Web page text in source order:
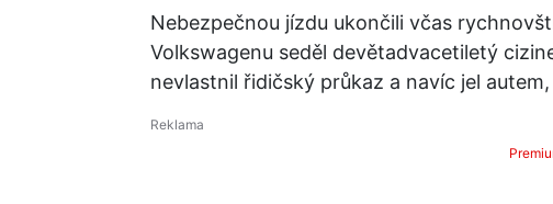
Nebezpečnou jízdu ukončili včas
Volkswagenu seděl devětadvacetiletý
nevlastnil řidičský průkaz a navíc jel